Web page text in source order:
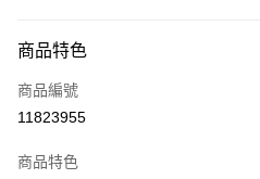
信用卡一次付款
超商取貨付款
運送方式
商品特色
商品編號
11823955
商品特色